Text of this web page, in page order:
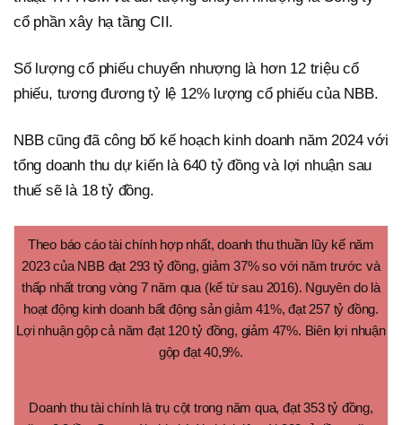
cổ phần xây hạ tầng CII.
Số lượng cổ phiếu chuyển nhượng là hơn 12 triệu cổ
phiếu, tương đương tỷ lệ 12% lượng cổ phiếu của NBB.
NBB cũng đã công bố kế hoạch kinh doanh năm 2024 với
tổng doanh thu dự kiến là 640 tỷ đồng và lợi nhuận sau
thuế sẽ là 18 tỷ đồng.
Theo báo cáo tài chính hợp nhất, doanh thu thuần lũy kế năm
2023 của NBB đạt 293 tỷ đồng, giảm 37% so với năm trước và
thấp nhất trong vòng 7 năm qua (kể từ sau 2016). Nguyên do là
hoạt động kinh doanh bất động sản giảm 41%, đạt 257 tỷ đồng.
Lợi nhuận gộp cả năm đạt 120 tỷ đồng, giảm 47%. Biên lợi nhuận
gộp đạt 40,9%.
Doanh thu tài chính là trụ cột trong năm qua, đạt 353 tỷ đồng,